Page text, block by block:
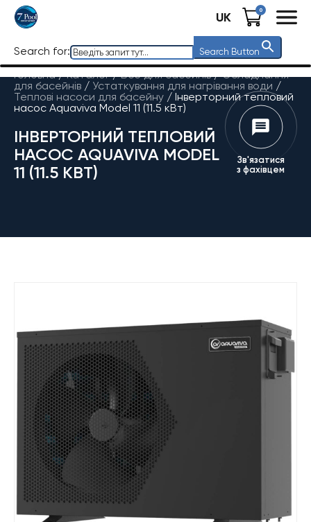
UK 0
Search for: Search Button
Головна / Каталог/Все для басейнів/Обладнання
для басейнів / Устаткування для нагрівання води /
Теплові насоси для басейну / Інверторний тепловий
насос Aquaviva Model 11 (11.5 кВт)
ІНВЕРТОРНИЙ ТЕПЛОВИЙ
НАСОС AQUAVIVA MODEL
11 (11.5 КВТ)
Зв'язатися
з фахівцем